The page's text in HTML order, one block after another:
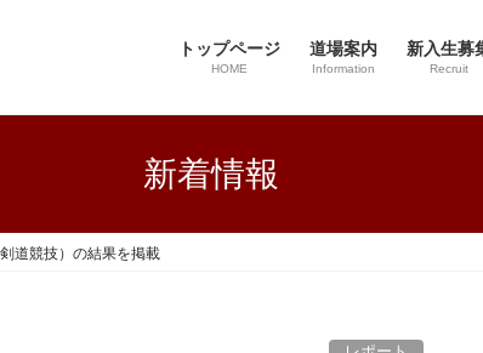
トップページ
HOME
道場案内
Information
新入生募
Recruit
新着情報
道競技）の結果を掲載